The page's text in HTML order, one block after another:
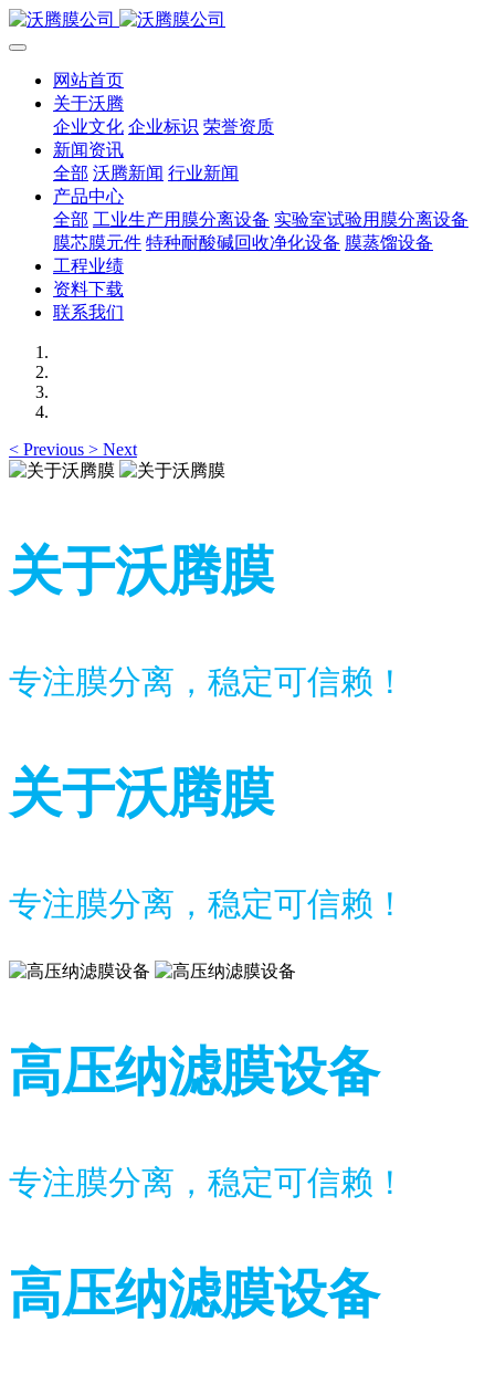
网站首页
关于沃腾
企业文化 企业标识 荣誉资质
新闻资讯
全部 沃腾新闻 行业新闻
产品中心
全部 工业生产用膜分离设备 实验室试验用膜分离设备
膜芯膜元件 特种耐酸碱回收净化设备 膜蒸馏设备
工程业绩
资料下载
联系我们
< Previous > Next
关于沃腾膜
专注膜分离，稳定可信赖！
关于沃腾膜
专注膜分离，稳定可信赖！
高压纳滤膜设备
专注膜分离，稳定可信赖！
高压纳滤膜设备